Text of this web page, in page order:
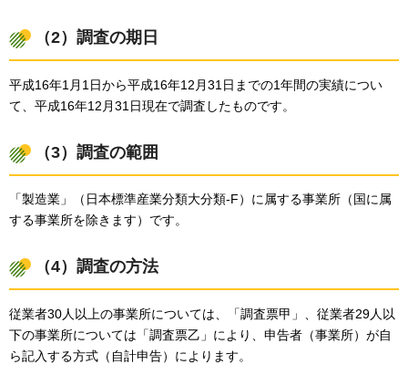
（2）調査の期日
平成16年1月1日から平成16年12月31日までの1年間の実績につい
て、平成16年12月31日現在で調査したものです。
（3）調査の範囲
「製造業」（日本標準産業分類大分類-F）に属する事業所（国に属
する事業所を除きます）です。
（4）調査の方法
従業者30人以上の事業所については、「調査票甲」、従業者29人以
下の事業所については「調査票乙」により、申告者（事業所）が自
ら記入する方式（自計申告）によります。